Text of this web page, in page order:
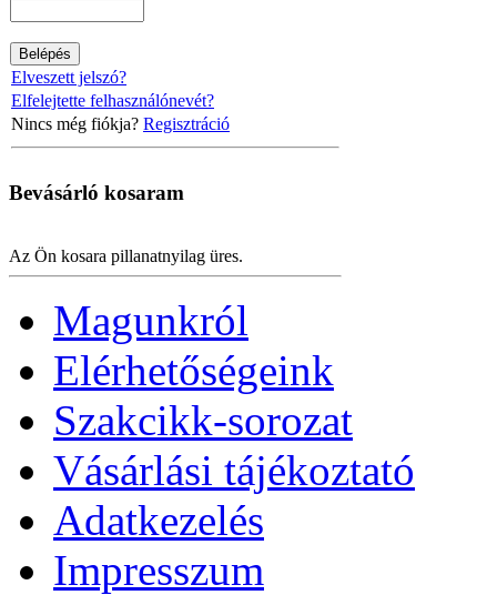
Elveszett jelszó?
Elfelejtette felhasználónevét?
Nincs még fiókja? Regisztráció
Bevásárló kosaram
Az Ön kosara pillanatnyilag üres.
Magunkról
Elérhetőségeink
Szakcikk-sorozat
Vásárlási tájékoztató
Adatkezelés
Impresszum